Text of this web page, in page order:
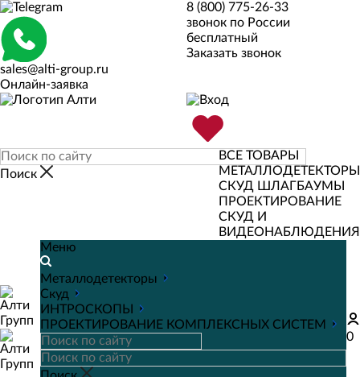
sales@alti-group.ru
Онлайн-заявка
8 (800) 775-26-33
звонок по России
бесплатный
Заказать звонок
ВСЕ ТОВАРЫ
МЕТАЛЛОДЕТЕКТОРЫ
СКУД ШЛАГБАУМЫ
ПРОЕКТИРОВАНИЕ
СКУД И
ВИДЕОНАБЛЮДЕНИЯ
Меню
Металлодетекторы
Скуд
ИНТРОСКОПЫ
ПРОЕКТИРОВАНИЕ КОМПЛЕКСНЫХ СИСТЕМ
0